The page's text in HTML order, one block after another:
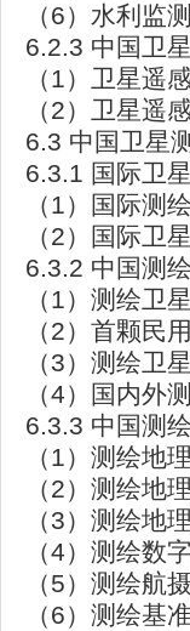
（6）水利监
6.2.3 中国卫
（1）卫星遥
（2）卫星遥
6.3 中国卫星
6.3.1 国际卫
（1）国际测
（2）国际卫
6.3.2 中国测
（1）测绘卫
（2）首颗民
（3）测绘卫
（4）国内外
6.3.3 中国测
（1）测绘地
（2）测绘地
（3）测绘地
（4）测绘数
（5）测绘航
（6）测绘基